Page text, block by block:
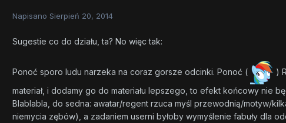
Napisano Sierpień 20, 2014
Sugestie co do działu, ta? No więc tak:
Ponoć sporo ludu narzeka na coraz gorsze odcinki. Ponoć (
)
materiał, i dodamy go do materiału lepszego, to efekt końcowy nie
Blablabla, do sedna: awatar/regent rzuca myśl przewodnią/motyw/
niemycia zębów), a zadaniem userni byłoby wymyślenie fabuły dla